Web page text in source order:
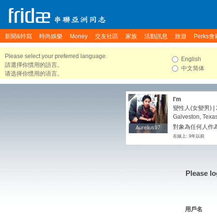
新聞&特寫 時尚娛樂 Money 交友社區 家族 活動訊息 旅遊 Perks會
Please select your preferred language.
請選擇你慣用的語言。
请选择你惯用的语言。
English
中文简体
Aurelius97
Aurelius97
I'm
變性人(女變男) |
Galveston,
對象為任何人作
在線上: 9年以前
Please
用戶名